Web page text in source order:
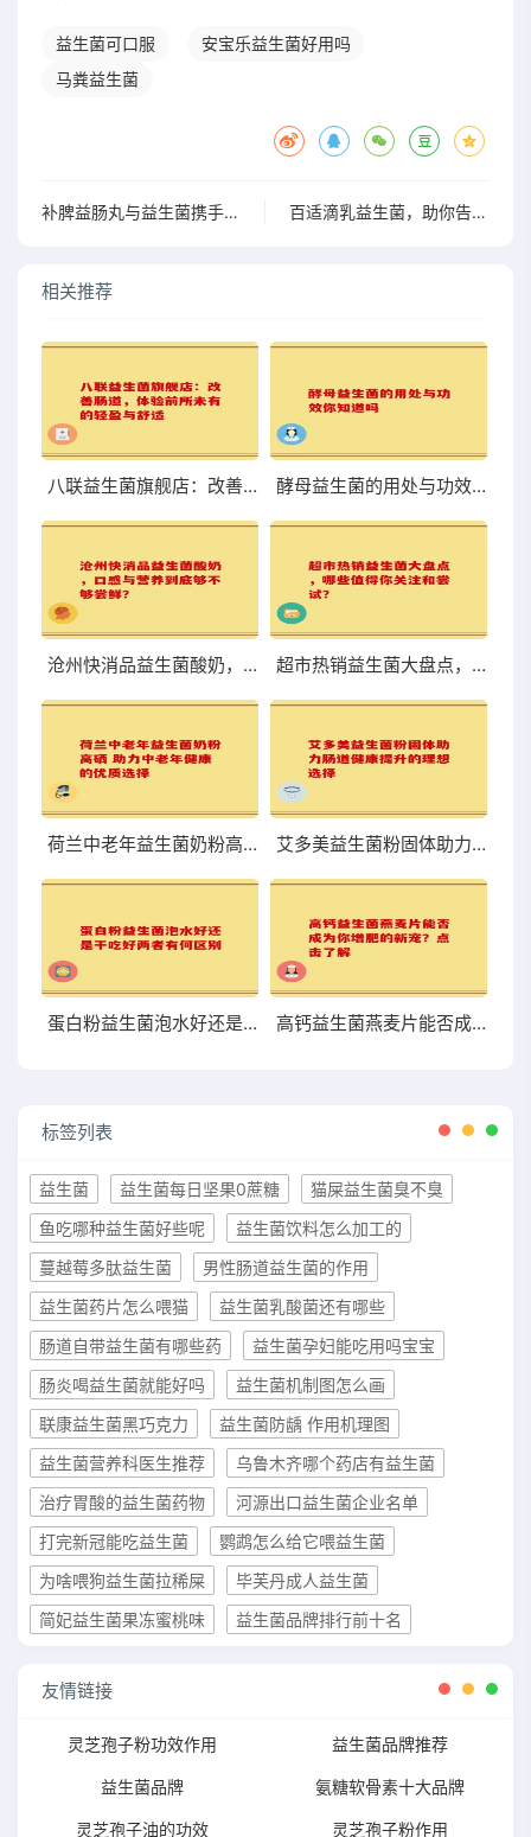
益生菌可口服
安宝乐益生菌好用吗
马粪益生菌
补脾益肠丸与益生菌携手，为你的肠道注入新活力 百适滴乳益生菌，助你告别肠胃不适，焕发全新活力
相关推荐
八联益生菌旗舰店：改善肠道，体验前所未有的轻盈与舒适 酵母益生菌的用处与功效你知道吗
沧州快消品益生菌酸奶，口感与营养到底够不够尝鲜？ 超市热销益生菌大盘点，哪些值得你关注和尝试？
荷兰中老年益生菌奶粉高硒 助力中老年健康的优质选择 艾多美益生菌粉固体助力肠道健康提升的理想选择
蛋白粉益生菌泡水好还是干吃好两者有何区别 高钙益生菌燕麦片能否成为你增肥的新宠？点击了解
标签列表
益生菌 益生菌每日坚果0蔗糖
猫屎益生菌臭不臭
鱼吃哪种益生菌好些呢
益生菌饮料怎么加工的
蔓越莓多肽益生菌
男性肠道益生菌的作用
益生菌药片怎么喂猫
益生菌乳酸菌还有哪些
肠道自带益生菌有哪些药
益生菌孕妇能吃用吗宝宝
肠炎喝益生菌就能好吗
益生菌机制图怎么画
联康益生菌黑巧克力
益生菌防龋 作用机理图
益生菌营养科医生推荐
乌鲁木齐哪个药店有益生菌
治疗胃酸的益生菌药物
河源出口益生菌企业名单
打完新冠能吃益生菌
鹦鹉怎么给它喂益生菌
为啥喂狗益生菌拉稀屎
毕芙丹成人益生菌
简妃益生菌果冻蜜桃味
益生菌品牌排行前十名
友情链接
灵芝孢子粉功效作用 益生菌品牌推荐
益生菌品牌 氨糖软骨素十大品牌
灵芝孢子油的功效 灵芝孢子粉作用